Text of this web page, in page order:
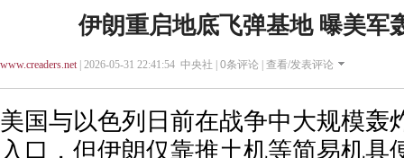
伊朗重启地底飞弹基地 曝美军
www.creaders.net| 2026-05-31 22:41:54 中央社 | 0条评论 | 查看/发表评论
美国与以色列日前在战争中大规模轰
入口，但伊朗仅靠推土机等简易机具